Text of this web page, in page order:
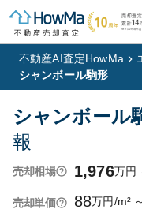
不動産AI査定HowMa
シャンボール駒形
シャンボール
報
売却相場 1,976万円
売却単価 88万円/m² ～